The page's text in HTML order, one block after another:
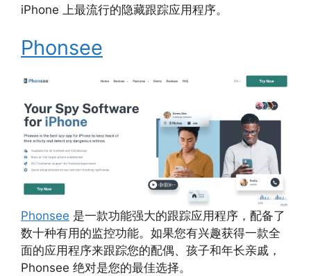
iPhone 上最流行的隐藏跟踪应用程序。
Phonsee
Phonsee 是一款功能强大的跟踪应用程序，配备了
数十种有用的监控功能。如果您有兴趣获得一款全
面的应用程序来跟踪您的配偶、孩子和年长亲戚，
Phonsee 绝对是您的最佳选择。